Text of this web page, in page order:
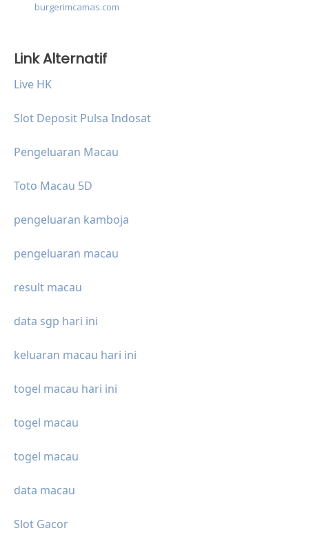
burgerimcamas.com
Link Alternatif
Live HK
Slot Deposit Pulsa Indosat
Pengeluaran Macau
Toto Macau 5D
pengeluaran kamboja
pengeluaran macau
result macau
data sgp hari ini
keluaran macau hari ini
togel macau hari ini
togel macau
togel macau
data macau
Slot Gacor